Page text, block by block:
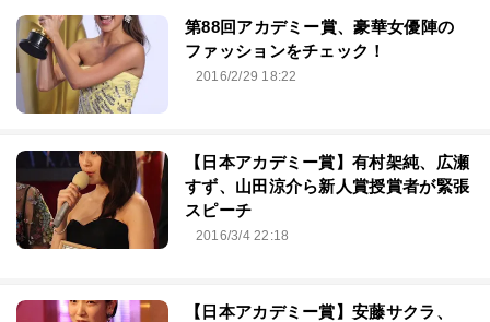
第88回アカデミー賞、豪華女優陣の
ファッションをチェック！
2016/2/29 18:22
【日本アカデミー賞】有村架純、広瀬
すず、山田涼介ら新人賞授賞者が緊張
スピーチ
2016/3/4 22:18
【日本アカデミー賞】安藤サクラ、